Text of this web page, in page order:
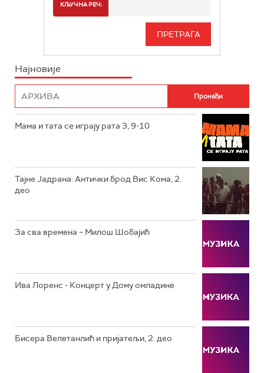
РТС 3
РТС ЖИВОТ
РТС КОЛО
ИНФО
КЉУЧНА РЕЧ:
Најновије
Мама и тата се играју рата 3, 9-10
Тајне Јадрана: Антички брод Вис Кома, 2.
део
За сва времена – Милош Шобајић
Ива Лоренс - Концерт у Дому омладине
Бисера Велетанлић и пријатељи, 2. део